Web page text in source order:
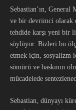
Sebastian’ın,
ve bir devrimci olarak
tehdide karşı yeni bir
söylüyor. Bizleri bu
etmek için, sosyalizm
sömürü ve baskının
mücadelede
Sebastian, dünyayı